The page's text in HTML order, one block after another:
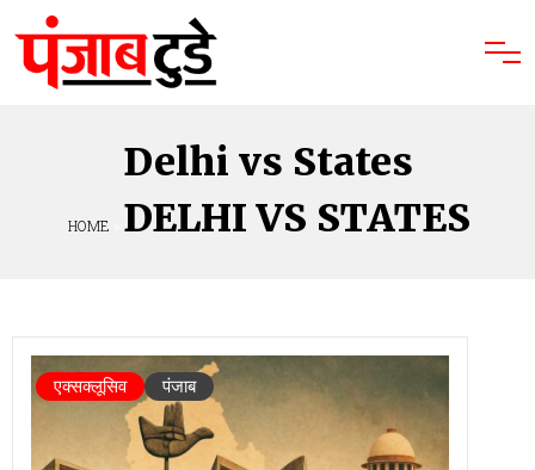
Delhi vs States
HOME DELHI VS STATES
एक्सक्लूसिव पंजाब